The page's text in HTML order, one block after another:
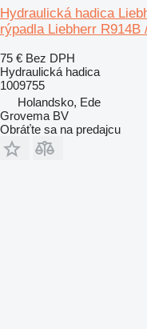
Hydraulická hadica
rýpadla Liebherr
75 € Bez DPH
Hydraulická hadica
1009755
Holandsko, Ede
Grovema BV
Obráťte sa na predajcu